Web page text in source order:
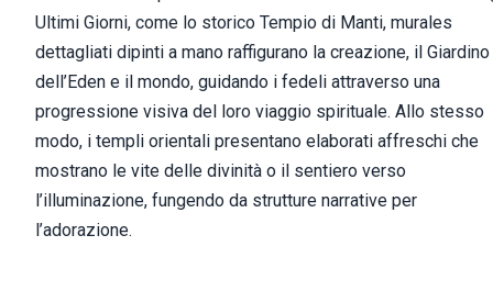
Ultimi Giorni, come lo storico Tempio di Manti, murales
dettagliati dipinti a mano raffigurano la creazione, il Giardino
dell’Eden e il mondo, guidando i fedeli attraverso una
progressione visiva del loro viaggio spirituale. Allo stesso
modo, i templi orientali presentano elaborati affreschi che
mostrano le vite delle divinità o il sentiero verso
l’illuminazione, fungendo da strutture narrative per
l’adorazione.